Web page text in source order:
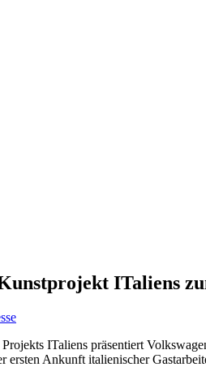
ITaliens
ITaliens präsentiert
ersten Ankunft italienischer